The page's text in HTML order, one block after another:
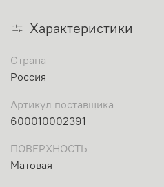
Характеристики
Страна
Россия
Артикул поставщика
600010002391
ПОВЕРХНОСТЬ
Матовая